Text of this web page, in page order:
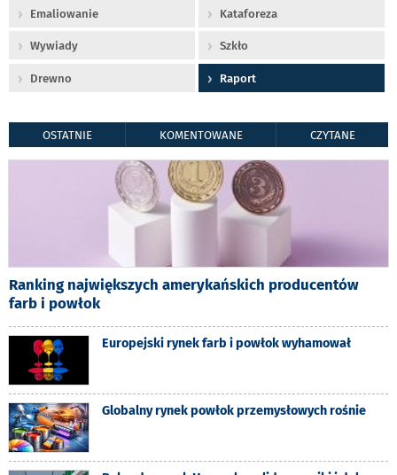
Emaliowanie Kataforeza
Wywiady Szkło
Drewno Raport
OSTATNIE KOMENTOWANE CZYTANE
Ranking największych amerykańskich producentów
farb i powłok
Europejski rynek farb i powłok wyhamował
Globalny rynek powłok przemysłowych rośnie